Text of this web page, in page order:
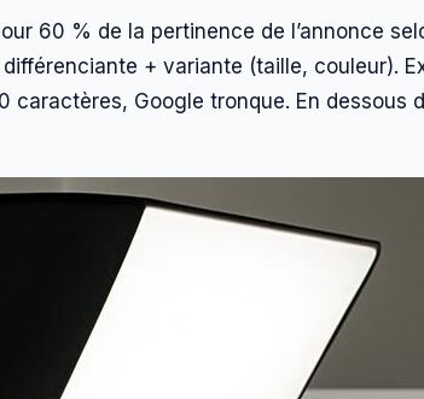
60 % de la pertinence de l’annonce
+ variante (taille, couleur).
caractères, Google tronque. En